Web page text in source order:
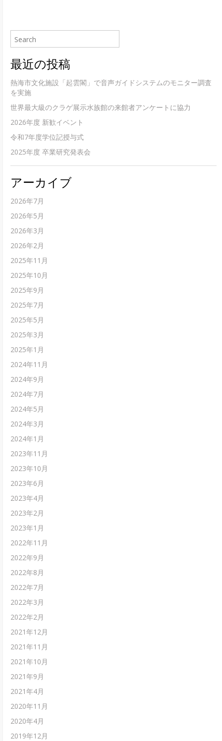
最近の投稿
熱海市文化施設「起雲閣」で音声ガイドシステムのモニター調査
を実施
世界最大級のクラゲ展示水族館の来館者アンケートに協力
2026年度 新歓イベント
令和7年度学位記授与式
2025年度 卒業研究発表会
アーカイブ
2026年7月
2026年5月
2026年3月
2026年2月
2025年11月
2025年10月
2025年9月
2025年7月
2025年5月
2025年3月
2025年1月
2024年11月
2024年9月
2024年7月
2024年5月
2024年3月
2024年1月
2023年11月
2023年10月
2023年6月
2023年4月
2023年2月
2023年1月
2022年11月
2022年9月
2022年8月
2022年7月
2022年3月
2022年2月
2021年12月
2021年11月
2021年10月
2021年9月
2021年4月
2020年11月
2020年4月
2019年12月